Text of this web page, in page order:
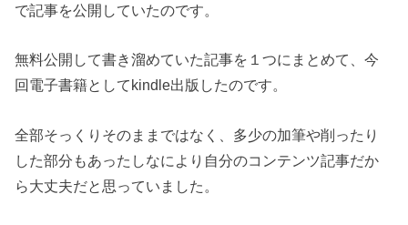
で記事を公開していたのです。
無料公開して書き溜めていた記事を１つにまとめて、今
回電子書籍としてkindle出版したのです。
全部そっくりそのままではなく、多少の加筆や削ったり
した部分もあったし なにより自分のコンテンツ記事だか
ら大丈夫だと思っていました。